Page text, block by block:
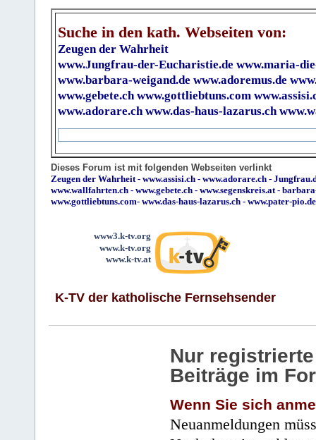
Suche in den kath. Webseiten von:
Zeugen der Wahrheit
www.Jungfrau-der-Eucharistie.de www.maria-
www.barbara-weigand.de www.adoremus.de
www.gebete.ch www.gottliebtuns.com
www.adorare.ch www.das-haus-lazarus.ch
Dieses Forum ist mit folgenden Webseiten verlinkt
Zeugen der Wahrheit - www.assisi.ch - www.adorare.ch -
www.wallfahrten.ch - www.gebete.ch - www.segenskreis.at -
www.gottliebtuns.com- www.das-haus-lazarus.ch - www.pater-pio.de
www3.k-tv.org
www.k-tv.org
www.k-tv.at
K-TV der katholische Fernsehsender
Nur
Beiträge im
Wenn Sie sich
Neuanmeldungen